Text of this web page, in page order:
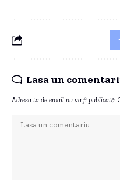
Lasa un
Adresa ta de email nu va fi publicată.